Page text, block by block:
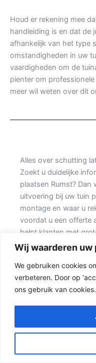
Wij waarderen uw
We gebruiken cookies
verbeteren. Door op
ons gebruik van cookies.
Houd er rekening mee
handleiding is en dat de
afhankelijk van het type
omstandigheden in uw
vaardigheden om de
pienter om
meer wil weten over dit
Alles over schutting
Zoekt u duidelijke
plaatsen Rumst?
uitvoering bij uw tuin
montage en waar u
voordat u een offerte
helpt klanten met
over een stevige
Een nette
een paar schermen
uitstraling, dan kan
hoge betonplaat of
Daarom is
online een